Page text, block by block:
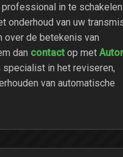
professional in te
onderhoud van uw
over de betekenis van
dan contact op met
specialist in het reviseren,
van automatische